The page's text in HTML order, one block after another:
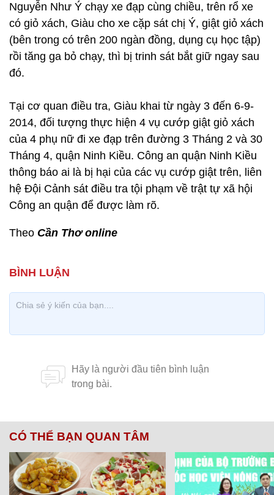
Nguyễn Như Ý chạy xe đạp cùng chiều, trên rổ xe
có giỏ xách, Giàu cho xe cặp sát chị Ý, giật giỏ xách
(bên trong có trên 200 ngàn đồng, dụng cụ học tập)
rồi tăng ga bỏ chạy, thì bị trinh sát bắt giữ ngay sau
đó.
Tại cơ quan điều tra, Giàu khai từ ngày 3 đến 6-9-
2014, đối tượng thực hiện 4 vụ cướp giật giỏ xách
của 4 phụ nữ đi xe đạp trên đường 3 Tháng 2 và 30
Tháng 4, quận Ninh Kiều. Công an quận Ninh Kiều
thông báo ai là bị hại của các vụ cướp giật trên, liên
hệ Đội Cảnh sát điều tra tội phạm về trật tự xã hội
Công an quận để được làm rõ.
Theo Cần Thơ online
CÓ THỂ BẠN QUAN TÂM